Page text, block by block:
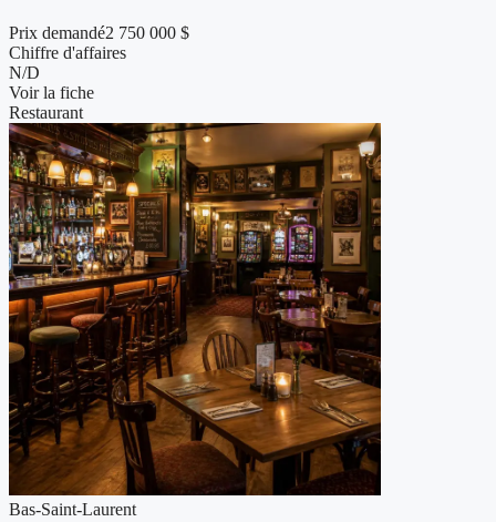
Prix demandé2 750 000 $
Chiffre d'affaires
N/D
Voir la fiche
Restaurant
Bas-Saint-Laurent